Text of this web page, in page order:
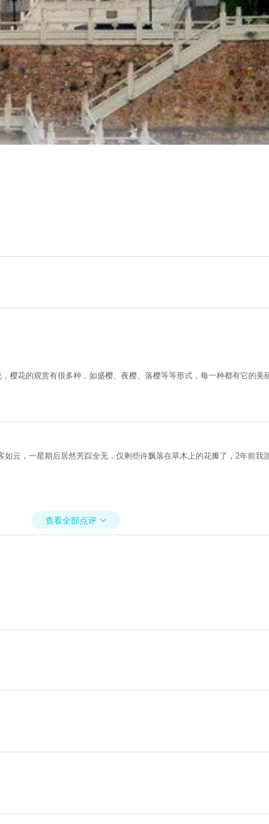
花的观赏有很多种，如盛樱、夜樱、落樱等等形式，每一种都有它的
云，一星期后居然芳踪全无，仅剩些许飘落在草木上的花瓣了，2年前
查看全部点评 